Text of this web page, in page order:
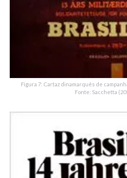
Figura 7: Cartaz dinamarquês de
Fonte: Sacchetta